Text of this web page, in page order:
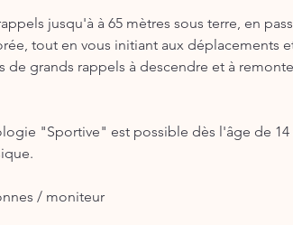
jusqu'à à 65 mètres sous terre, en
tout en vous initiant aux déplacements
de grands rappels à descendre et à
"Sportive" est possible dès l'âge de 14
/ moniteur